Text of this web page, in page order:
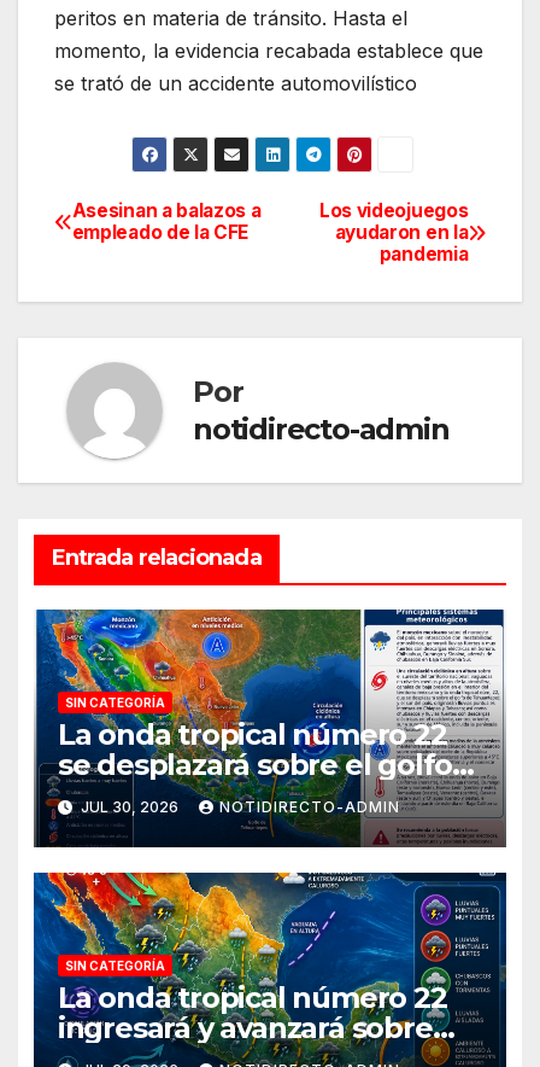
peritos en materia de tránsito. Hasta el
momento, la evidencia recabada establece que
se trató de un accidente automovilístico
Navegación
Los videojuegos
ayudaron en la
pandemia
Asesinan a balazos a
empleado de la CFE
Por
notidirecto-admin
Entrada relacionada
SIN CATEGORÍA
La onda tropical número 22
se desplazará sobre el golfo
de Tehuantepec y el sur del
país
JUL 30, 2026 NOTIDIRECTO-ADMIN
SIN CATEGORÍA
La onda tropical número 22
ingresará y avanzará sobre
México